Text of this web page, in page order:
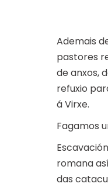
Ademais
pastores
de anxos,
refuxio
á Virxe.
Fagamos
romana
das